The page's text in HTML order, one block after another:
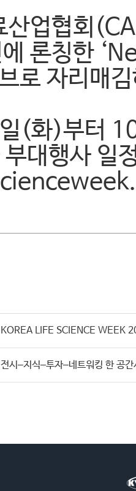
산업협회
론칭한
로 자리매
(화)부터
대행사 일
LIFE SCIENCE WEEK
시–지식–투자–네트워킹 한 공